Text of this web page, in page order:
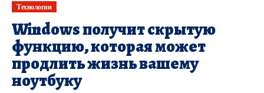
Технологии
Windows получит скрытую
функцию, которая может
продлить жизнь вашему
ноутбуку